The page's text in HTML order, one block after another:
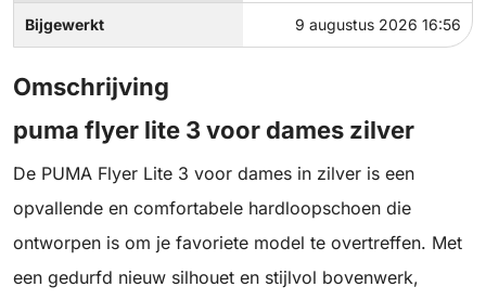
Bijgewerkt 9 augustus 2026 16:56
Omschrijving
puma flyer lite 3 voor dames zilver
De PUMA Flyer Lite 3 voor dames in zilver is een
opvallende en comfortabele hardloopschoen die
ontworpen is om je favoriete model te overtreffen. Met
een gedurfd nieuw silhouet en stijlvol bovenwerk,